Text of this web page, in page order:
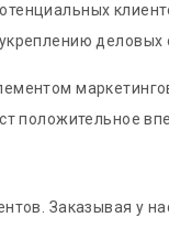
деловых
положительное
Заказывая у